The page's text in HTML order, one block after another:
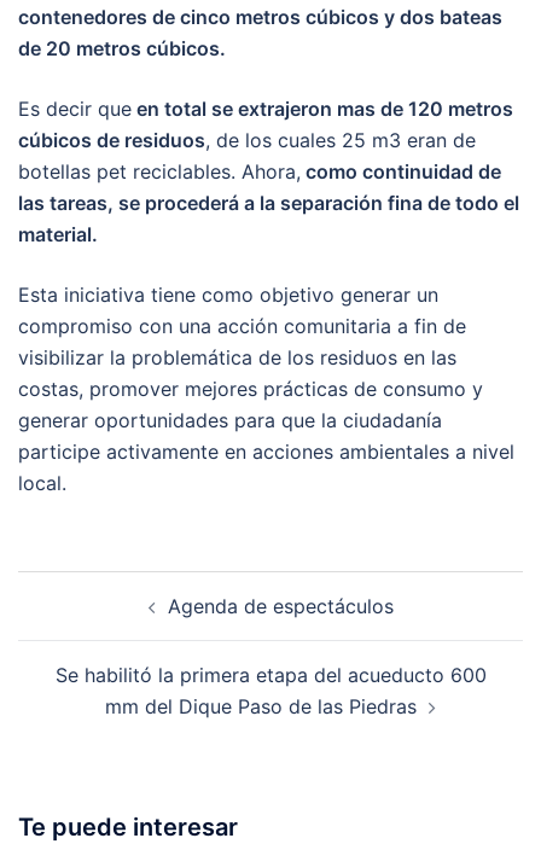
contenedores de cinco metros cúbicos y dos bateas
de 20 metros cúbicos.
Es decir que en total se extrajeron mas de 120 metros
cúbicos de residuos, de los cuales 25 m3 eran de
botellas pet reciclables. Ahora, como continuidad de
las tareas, se procederá a la separación fina de todo el
material.
Esta iniciativa tiene como objetivo generar un
compromiso con una acción comunitaria a fin de
visibilizar la problemática de los residuos en las
costas, promover mejores prácticas de consumo y
generar oportunidades para que la ciudadanía
participe activamente en acciones ambientales a nivel
local.
navigation Agenda de espectáculos
Se habilitó la primera etapa del acueducto 600
mm del Dique Paso de las Piedras
Te puede interesar